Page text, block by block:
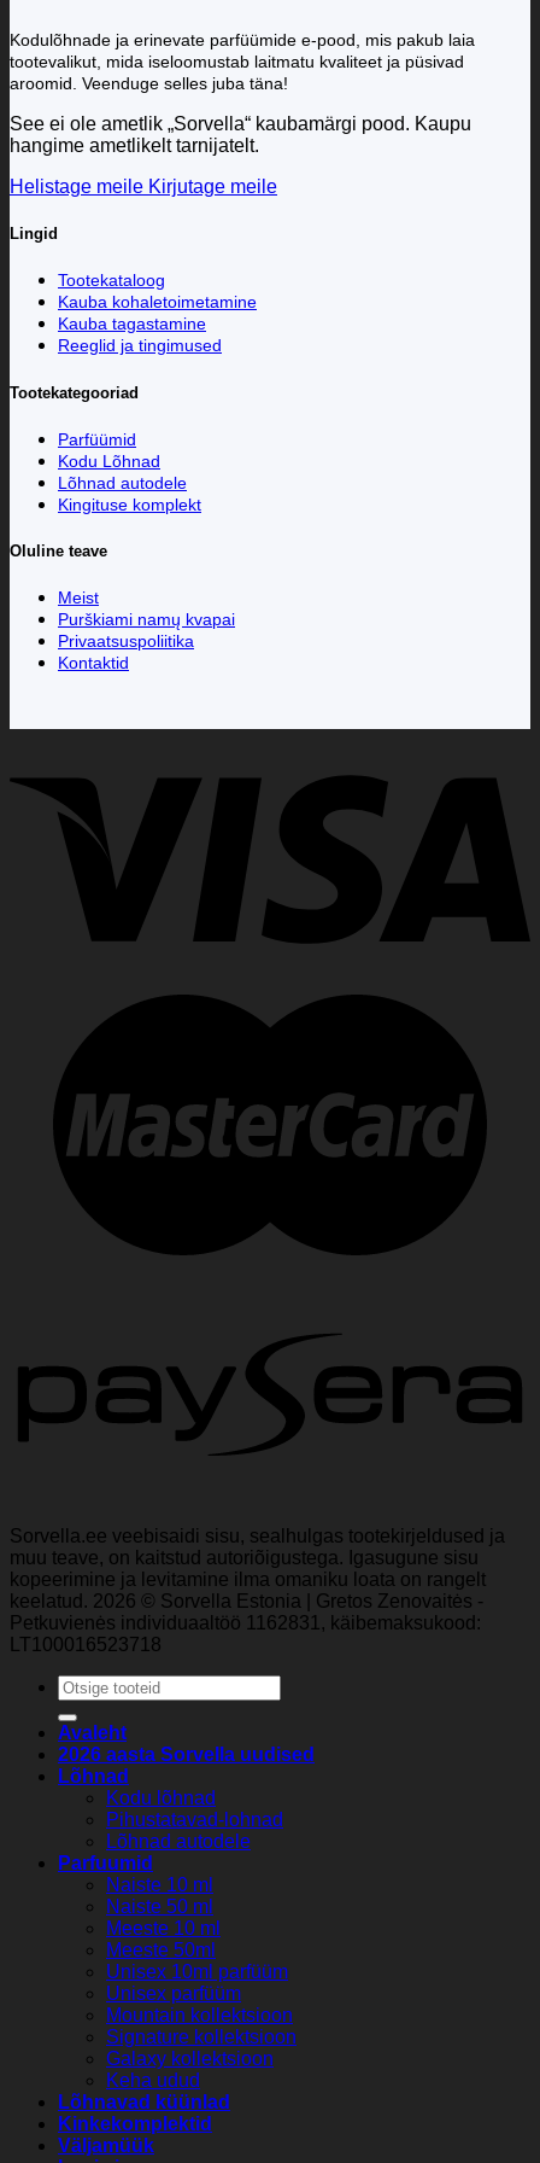
Kodulõhnade ja erinevate parfüümide e-pood, mis pakub laia
tootevalikut, mida iseloomustab laitmatu kvaliteet ja püsivad
aroomid. Veenduge selles juba täna!
See ei ole ametlik „Sorvella“ kaubamärgi pood. Kaupu
hangime ametlikelt tarnijatelt.
Helistage meile Kirjutage meile
Lingid
Tootekataloog
Kauba kohaletoimetamine
Kauba tagastamine
Reeglid ja tingimused
Tootekategooriad
Parfüümid
Kodu Lõhnad
Lõhnad autodele
Kingituse komplekt
Oluline teave
Meist
Purškiami namų kvapai
Privaatsuspoliitika
Kontaktid
Sorvella.ee veebisaidi sisu, sealhulgas tootekirjeldused ja
muu teave, on kaitstud autoriõigustega. Igasugune sisu
kopeerimine ja levitamine ilma omaniku loata on rangelt
keelatud. 2026 © Sorvella Estonia | Gretos Zenovaitės -
Petkuvienės individuaaltöö 1162831, käibemaksukood:
LT100016523718
Otsi:
Avaleht
2026 aasta Sorvella uudised
Lõhnad
Kodu lõhnad
Pihustatavad-lohnad
Lõhnad autodele
Parfuumid
Naiste 10 ml
Naiste 50 ml
Meeste 10 ml
Meeste 50ml
Unisex 10ml parfüüm
Unisex parfüüm
Mountain kollektsioon
Signature kollektsioon
Galaxy kollektsioon
Keha udud
Lõhnavad küünlad
Kinkekomplektid
Väljamüük